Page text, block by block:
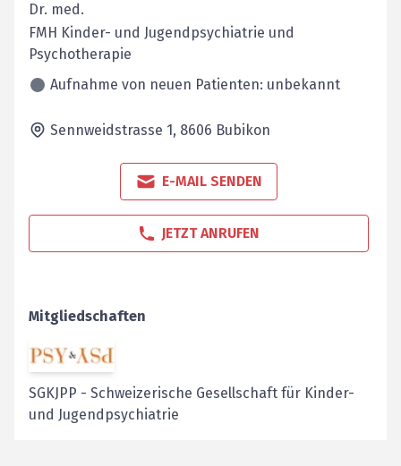
Dr. med.
FMH Kinder- und Jugendpsychiatrie und
Psychotherapie
Aufnahme von neuen Patienten: unbekannt
Sennweidstrasse 1, 8606 Bubikon
E-MAIL SENDEN
JETZT ANRUFEN
Mitgliedschaften
SGKJPP - Schweizerische Gesellschaft für Kinder-
und Jugendpsychiatrie